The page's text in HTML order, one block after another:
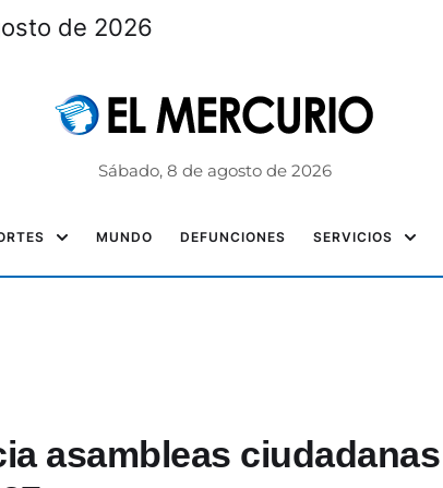
de 2026
Sábado, 8 de agosto de 2026
MUNDO DEFUNCIONES SERVICIOS
asambleas ciudadanas